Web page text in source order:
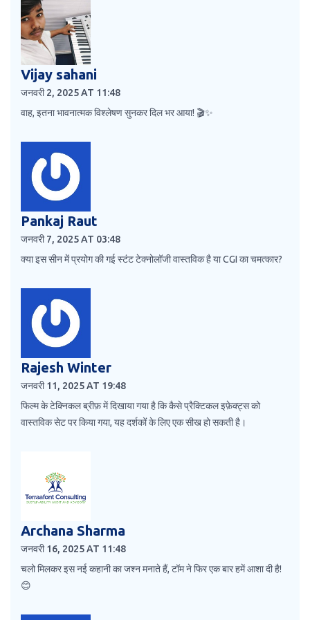
Vijay sahani
जनवरी 2, 2025 AT 11:48
वाह, इतना भावनात्मक विश्लेषण सुनकर दिल भर आया! 🎬✨
Pankaj Raut
जनवरी 7, 2025 AT 03:48
क्या इस सीन में प्रयोग की गई स्टंट टेक्नोलॉजी वास्तविक है या CGI का चमत्कार?
Rajesh Winter
जनवरी 11, 2025 AT 19:48
फिल्म के टेक्निकल ब्रीफ़ में दिखाया गया है कि कैसे प्रैक्टिकल इफ़ेक्ट्स को
वास्तविक सेट पर किया गया, यह दर्शकों के लिए एक सीख हो सकती है।
Archana Sharma
जनवरी 16, 2025 AT 11:48
चलो मिलकर इस नई कहानी का जश्न मनाते हैं, टॉम ने फिर एक बार हमें आशा दी है!
😊